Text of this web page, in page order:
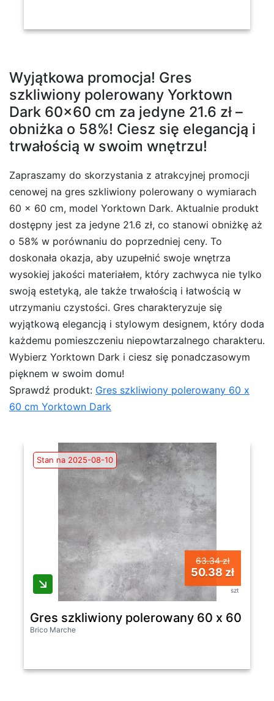
Wyjątkowa promocja! Gres
szkliwiony polerowany Yorktown
Dark 60×60 cm za jedyne 21.6 zł –
obniżka o 58%! Ciesz się elegancją i
trwałością w swoim wnętrzu!
Zapraszamy do skorzystania z atrakcyjnej promocji
cenowej na gres szkliwiony polerowany o wymiarach
60 x 60 cm, model Yorktown Dark. Aktualnie produkt
dostępny jest za jedyne 21.6 zł, co stanowi obniżkę aż
o 58% w porównaniu do poprzedniej ceny. To
doskonała okazja, aby uzupełnić swoje wnętrza
wysokiej jakości materiałem, który zachwyca nie tylko
swoją estetyką, ale także trwałością i łatwością w
utrzymaniu czystości. Gres charakteryzuje się
wyjątkową elegancją i stylowym designem, który doda
każdemu pomieszczeniu niepowtarzalnego charakteru.
Wybierz Yorktown Dark i ciesz się ponadczasowym
pięknem w swoim domu!
Sprawdź produkt: Gres szkliwiony polerowany 60 x
60 cm Yorktown Dark
Stan na 2025-08-10
63.34 zł
50.38 zł
szt
Gres szkliwiony polerowany 60 x 60 cm
Brico Marche